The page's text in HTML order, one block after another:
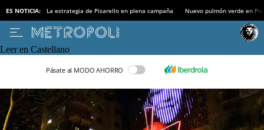
ES NOTICIA: La estrategia de Pisarello en plena campaña Nuevo pulmón verde en
Leer en Castellano
Pásate al MODO AHORRO